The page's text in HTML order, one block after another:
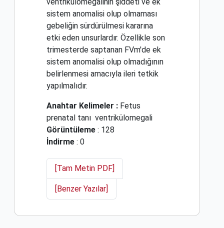
ventrikülomegalinin şiddeti ve ek
sistem anomalisi olup olmaması
gebeliğin sürdürülmesi kararına
etki eden unsurlardır. Özellikle son
trimesterde saptanan FVm'de ek
sistem anomalisi olup olmadığının
belirlenmesi amacıyla ileri tetkik
yapılmalıdır.
Anahtar Kelimeler : Fetus
prenatal tanı ventrikülomegali
Görüntüleme : 128
İndirme : 0
[Tam Metin PDF]
[Benzer Yazılar]